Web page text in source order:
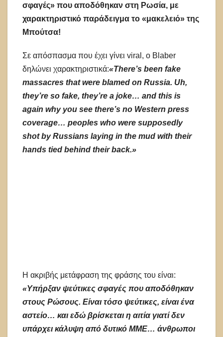
σφαγές» που αποδόθηκαν στη Ρωσία, με
χαρακτηριστικό παράδειγμα το «μακελειό» της
Μπούτσα!
Σε απόσπασμα που έχει γίνει viral, ο Blaber
δηλώνει χαρακτηριστικά:«There’s been fake
massacres that were blamed on Russia. Uh,
they’re so fake, they’re a joke… and this is
again why you see there’s no Western press
coverage… peoples who were supposedly
shot by Russians laying in the mud with their
hands tied behind their back.»
Η ακριβής μετάφραση της φράσης του είναι:
«Υπήρξαν ψεύτικες σφαγές που αποδόθηκαν
στους Ρώσους. Είναι τόσο ψεύτικες, είναι ένα
αστείο… και εδώ βρίσκεται η αιτία γιατί δεν
υπάρχει κάλυψη από δυτικό ΜΜΕ… άνθρωποι